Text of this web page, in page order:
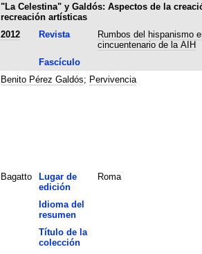
"La Celestina" y Galdós: Aspectos de la
recreación artísticas
2012 Revista
Rumbos del hispanismo
cincuentenario de la AIH
Fascículo
Benito Pérez Galdós; Pervivencia
Bagatto
Lugar de
edición
Roma
Idioma del
resumen
Título de la
colección